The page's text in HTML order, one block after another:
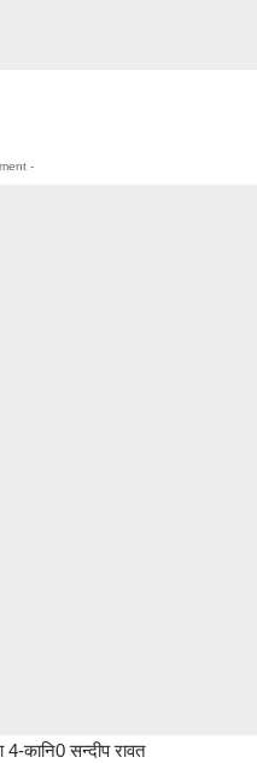
-
कानि0 सन्दीप रावत